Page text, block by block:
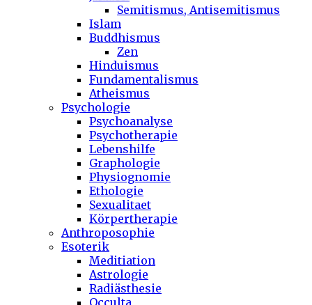
Semitismus, Antisemitismus
Islam
Buddhismus
Zen
Hinduismus
Fundamentalismus
Atheismus
Psychologie
Psychoanalyse
Psychotherapie
Lebenshilfe
Graphologie
Physiognomie
Ethologie
Sexualitaet
Körpertherapie
Anthroposophie
Esoterik
Meditiation
Astrologie
Radiästhesie
Occulta